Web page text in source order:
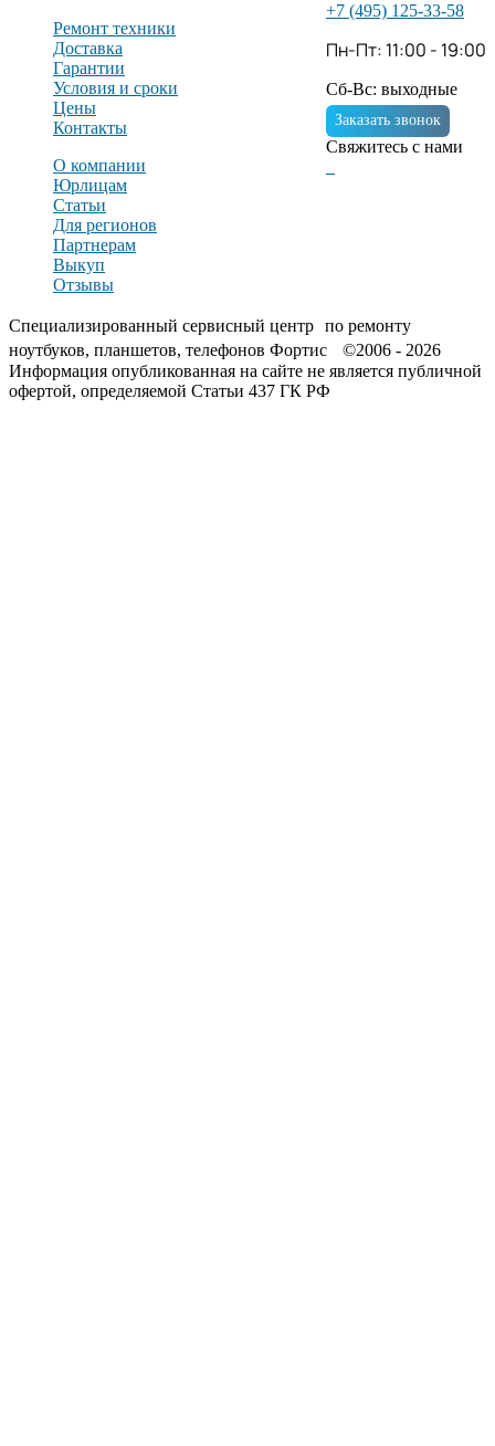
Ремонт техники
Доставка
Гарантии
Условия и сроки
Цены
Контакты
О компании
Юрлицам
Статьи
Для регионов
Партнерам
Выкуп
Отзывы
+7 (495) 125-33-58
Пн-Пт: 11:00 - 19:00
Сб-Вс: выходные
Заказать звонок
Свяжитесь с нами
Специализированный сервисный центр по ремонту
ноутбуков, планшетов, телефонов Фортис ©2006 - 2026
Информация опубликованная на сайте не является публичной
офертой, определяемой Статьи 437 ГК РФ